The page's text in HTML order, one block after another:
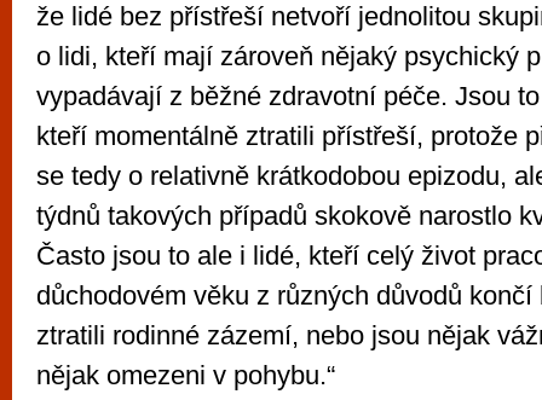
že lidé bez přístřeší netvoří jednolitou
o lidi, kteří mají zároveň nějaký psychický
vypadávají z běžné zdravotní péče. Jsou
kteří momentálně ztratili přístřeší, protože
se tedy o relativně krátkodobou epizodu,
týdnů takových případů skokově narostlo
Často jsou to ale i lidé, kteří celý život
důchodovém věku z různých důvodů
ztratili rodinné zázemí, nebo jsou nějak
nějak omezeni v pohybu.“